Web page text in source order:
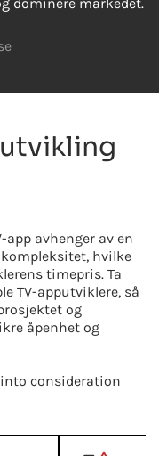
app avhenger av en
hvilke
timepris. Ta
TV-apputviklere, så
og
åpenhet og
consideration